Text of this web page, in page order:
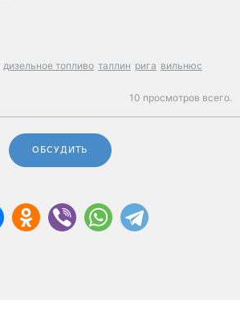
дизельное топливо таллин рига вильнюс
10 просмотров всего.
ОБСУДИТЬ